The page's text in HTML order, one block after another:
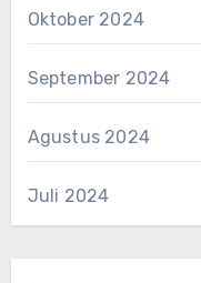
Oktober 2024
September 2024
Agustus 2024
Juli 2024